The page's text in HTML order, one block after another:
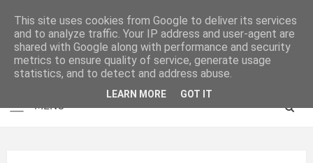
This site uses cookies from Google to deliver its services
and to analyze traffic. Your IP address and user-agent are
shared with Google along with performance and security
metrics to ensure quality of service, generate usage
statistics, and to detect and address abuse.
LEARN MORE GOT IT